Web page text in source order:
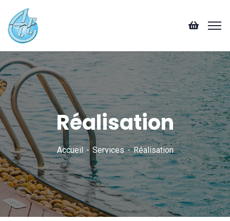
Réalisation
Accueil Services Réalisation